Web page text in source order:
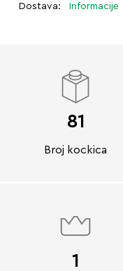
Dostava: Informacije
81
Broj kockica
1